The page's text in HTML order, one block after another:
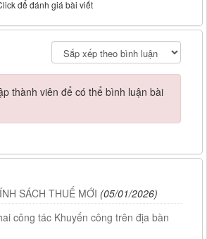
để đánh giá bài viết
thành viên để có thể bình luận bài
SÁCH THUẾ MỚI (05/01/2026)
công tác Khuyến công trên địa bàn